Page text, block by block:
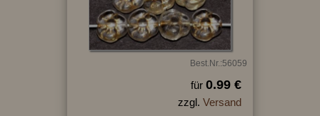
Best.Nr.:56059
für 0.99 €
zzgl. Versand